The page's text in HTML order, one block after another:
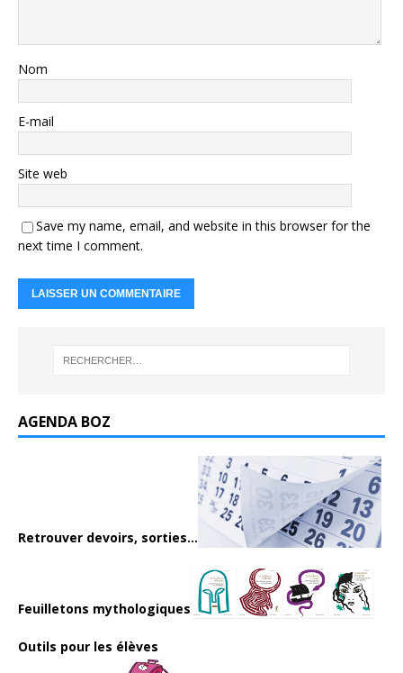
Nom
E-mail
Site web
Save my name, email, and website in this browser for the
next time I comment.
AGENDA BOZ
Retrouver devoirs, sorties...
Feuilletons mythologiques
Outils pour les élèves